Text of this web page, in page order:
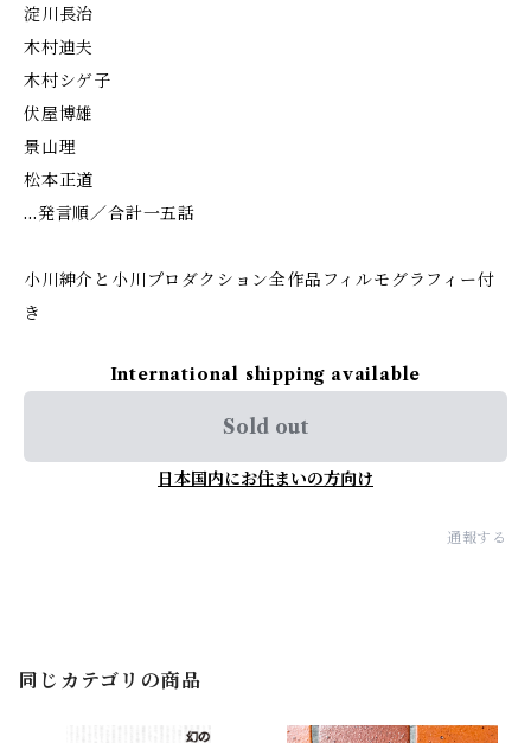
淀川長治
木村迪夫
木村シゲ子
伏屋博雄
景山理
松本正道
…発言順／合計一五話
小川紳介と小川プロダクション全作品フィルモグラフィー付
き
International shipping available
Sold out
日本国内にお住まいの方向け
通報する
同じカテゴリの商品